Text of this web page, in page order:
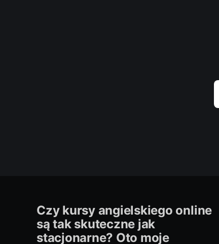
Czy kursy angielskiego online
są tak skuteczne jak
stacjonarne? Oto moje